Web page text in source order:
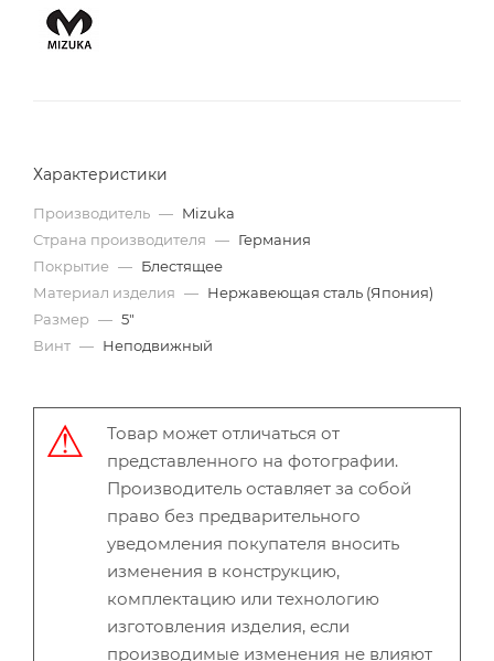
Характеристики
Производитель — Mizuka
Страна производителя — Германия
Покрытие — Блестящее
Материал изделия — Нержавеющая сталь (Япония)
Размер — 5"
Винт — Неподвижный
Товар может отличаться от
представленного на фотографии.
Производитель оставляет за собой
право без предварительного
уведомления покупателя вносить
изменения в конструкцию,
комплектацию или технологию
изготовления изделия, если
производимые изменения не влияют